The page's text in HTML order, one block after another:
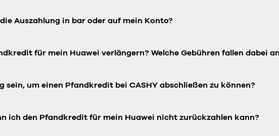
Auszahlung in bar oder auf mein Konto?
für mein Huawei verlängern? Welche Gebühren fallen dabei
sein, um einen Pfandkredit bei CASHY abschließen zu können?
ich den Pfandkredit für mein Huawei nicht zurückzahlen kann?